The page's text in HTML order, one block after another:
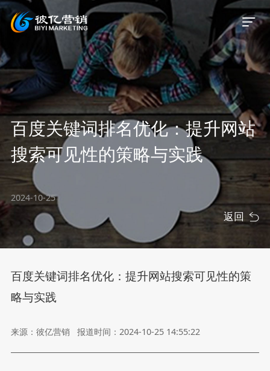
首页
关于我们
服务业务
服务案例
新闻资讯
百度关键词排名优化：提升网站
搜索可见性的策略与实践
2024-10-25
返回
百度关键词排名优化：提升网站搜索可见性的策
略与实践
来源：彼亿营销 报道时间：2024-10-25 14:55:22